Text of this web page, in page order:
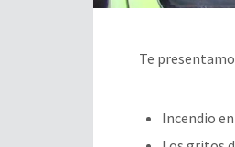
Te
Incendio